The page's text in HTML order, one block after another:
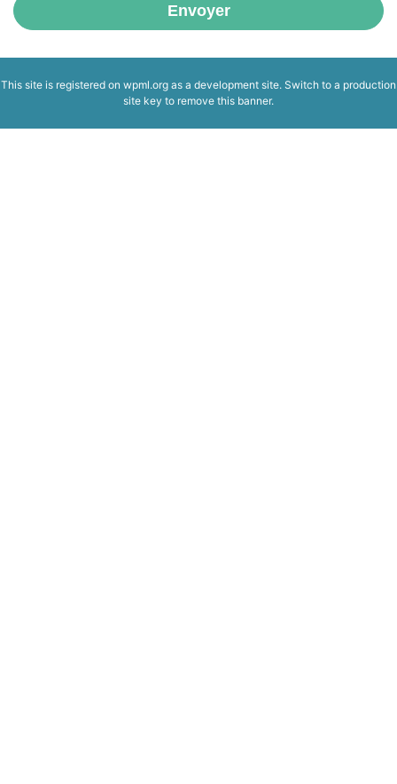
Envoyer
This site is registered on wpml.org as a development site. Switch to a production
site key to remove this banner.